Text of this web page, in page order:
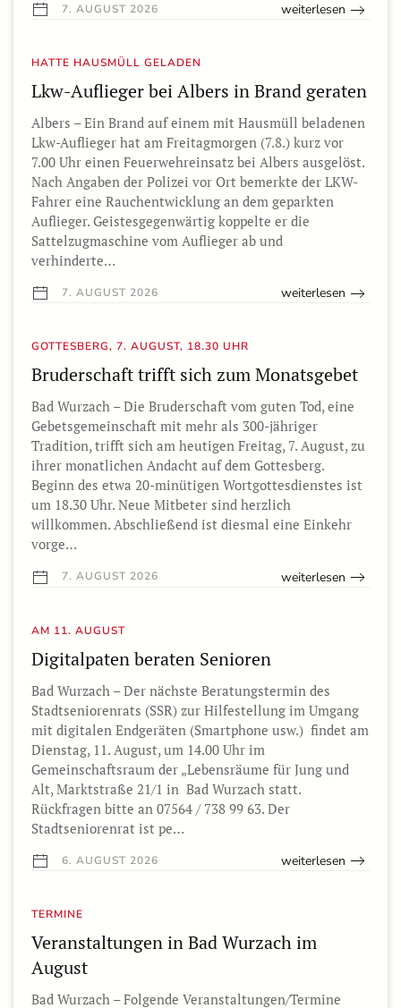
7. AUGUST 2026 weiterlesen
HATTE HAUSMÜLL GELADEN
Lkw-Auflieger bei Albers in Brand geraten
Albers – Ein Brand auf einem mit Hausmüll beladenen
Lkw-Auflieger hat am Freitagmorgen (7.8.) kurz vor
7.00 Uhr einen Feuerwehreinsatz bei Albers ausgelöst.
Nach Angaben der Polizei vor Ort bemerkte der LKW-
Fahrer eine Rauchentwicklung an dem geparkten
Auflieger. Geistesgegenwärtig koppelte er die
Sattelzugmaschine vom Auflieger ab und
verhinderte…
7. AUGUST 2026 weiterlesen
GOTTESBERG, 7. AUGUST, 18.30 UHR
Bruderschaft trifft sich zum Monatsgebet
Bad Wurzach – Die Bruderschaft vom guten Tod, eine
Gebetsgemeinschaft mit mehr als 300-jähriger
Tradition, trifft sich am heutigen Freitag, 7. August, zu
ihrer monatlichen Andacht auf dem Gottesberg.
Beginn des etwa 20-minütigen Wortgottesdienstes ist
um 18.30 Uhr. Neue Mitbeter sind herzlich
willkommen. Abschließend ist diesmal eine Einkehr
vorge…
7. AUGUST 2026 weiterlesen
AM 11. AUGUST
Digitalpaten beraten Senioren
Bad Wurzach – Der nächste Beratungstermin des
Stadtseniorenrats (SSR) zur Hilfestellung im Umgang
mit digitalen Endgeräten (Smartphone usw.) findet am
Dienstag, 11. August, um 14.00 Uhr im
Gemeinschaftsraum der „Lebensräume für Jung und
Alt, Marktstraße 21/1 in Bad Wurzach statt.
Rückfragen bitte an 07564 / 738 99 63. Der
Stadtseniorenrat ist pe…
6. AUGUST 2026 weiterlesen
TERMINE
Veranstaltungen in Bad Wurzach im
August
Bad Wurzach – Folgende Veranstaltungen/Termine